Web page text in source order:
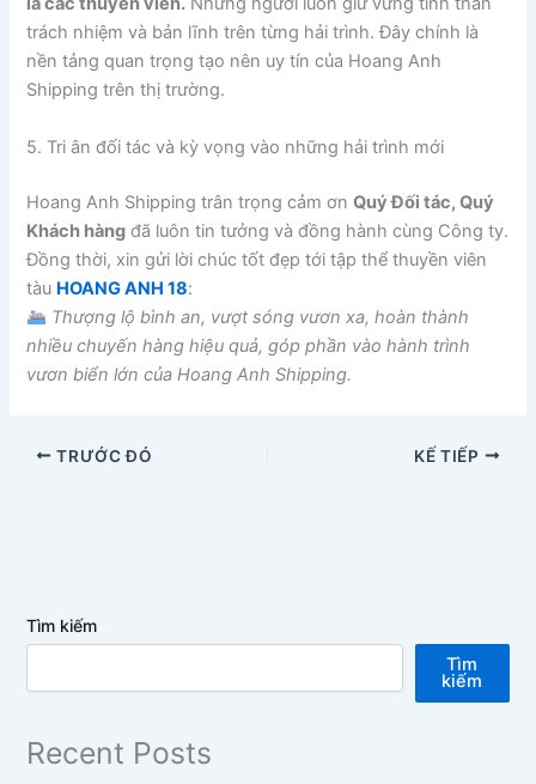
trách nhiệm và bản lĩnh trên từng hải trình. Đây chính là
nền tảng quan trọng tạo nên uy tín của Hoang Anh
Shipping trên thị trường.
5. Tri ân đối tác và kỳ vọng vào những hải trình mới
Hoang Anh Shipping trân trọng cảm ơnQuý Đối tác, Quý
Khách hàng đã luôn tin tưởng và đồng hành cùng Công ty.
Đồng thời, xin gửi lời chúc tốt đẹp tới tập thể thuyền viên
tàu HOANG ANH 18:
Thượng lộ bình an, vượt sóng vươn xa, hoàn thành
nhiều chuyến hàng hiệu quả, góp phần vào hành trình
vươn biển lớn của Hoang Anh Shipping.
TRƯỚC ĐÓ KẾ TIẾP
Tìm kiếm
Tìm
kiếm
Recent Posts